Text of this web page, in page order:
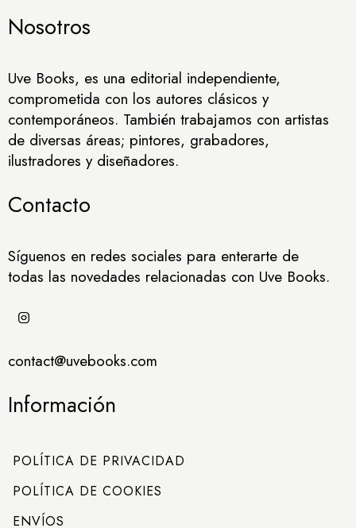
Nosotros
Uve Books, es una editorial independiente,
comprometida con los autores clásicos y
contemporáneos. También trabajamos con artistas
de diversas áreas; pintores, grabadores,
ilustradores y diseñadores.
Contacto
Síguenos en redes sociales para enterarte de
todas las novedades relacionadas con Uve Books.
contact@uvebooks.com
Información
POLÍTICA DE PRIVACIDAD
POLÍTICA DE COOKIES
ENVÍOS